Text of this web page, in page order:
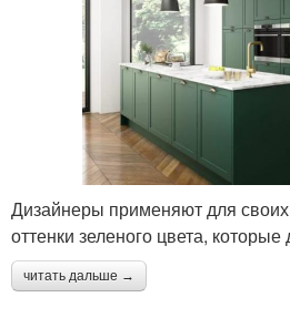
Дизайнеры применяют для
оттенки зеленого цвета,
читать дальше →